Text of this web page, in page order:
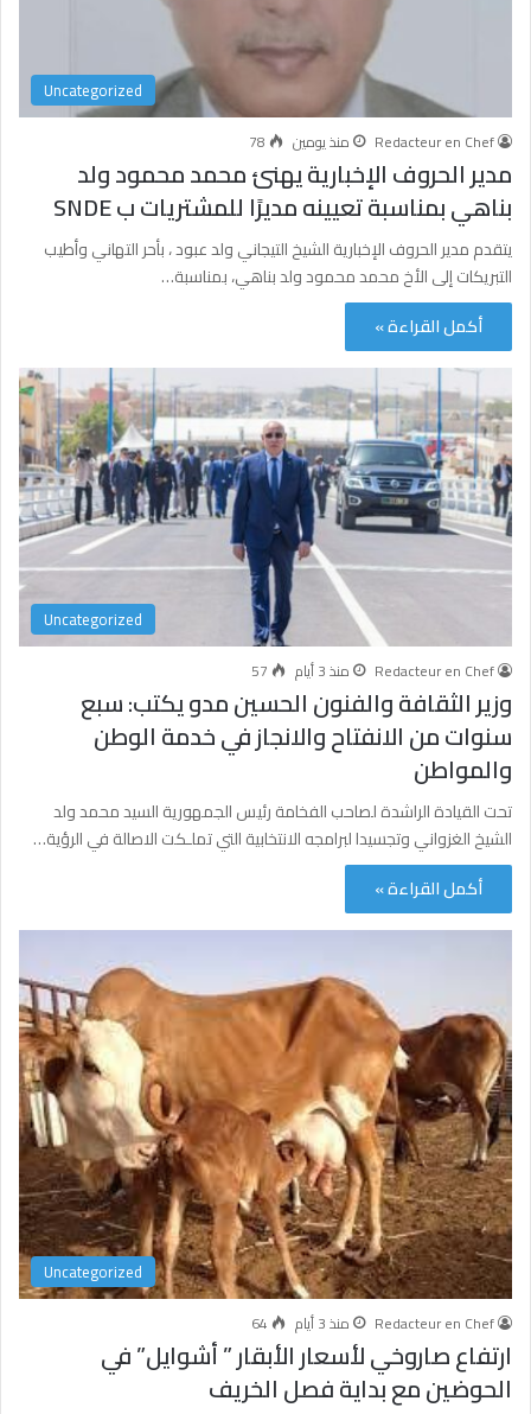
Uncategorized
Redacteur en Chef منذ يومين 78
مدير الحروف الإخبارية يهنئ محمد محمود ولد
بناهي بمناسبة تعيينه مديرًا للمشتريات ب SNDE
يتقدم مدير الحروف الإخبارية الشيخ التيجاني ولد عبود ، بأحر التهاني وأطيب
التبريكات إلى الأخ محمد محمود ولد بناهي، بمناسبة…
أكمل القراءة »
Uncategorized
Redacteur en Chef منذ 3 أيام 57
وزير الثقافة والفنون الحسين مدو يكتب: سبع
سنوات من الانفتاح والانجاز في خدمة الوطن
والمواطن
تحت القيادة الراشدة لصاحب الفخامة رئيس الجمهورية السيد محمد ولد
الشيخ الغزواني وتجسيدا لبرامجه الانتخابية التي تملـكت الاصالة في الرؤية…
أكمل القراءة »
Uncategorized
Redacteur en Chef منذ 3 أيام 64
ارتفاع صاروخي لأسعار الأبقار ” أشوايل” في
الحوضين مع بداية فصل الخريف